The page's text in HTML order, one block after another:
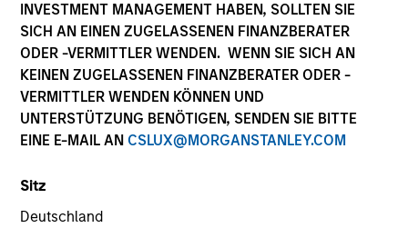
INVESTMENT MANAGEMENT HABEN, SOLLTEN SIE
SICH AN EINEN ZUGELASSENEN FINANZBERATER
ODER -VERMITTLER WENDEN. WENN SIE SICH AN
KEINEN ZUGELASSENEN FINANZBERATER ODER -
VERMITTLER WENDEN KÖNNEN UND
UNTERSTÜTZUNG BENÖTIGEN, SENDEN SIE BITTE
EINE E-MAIL AN CSLUX@MORGANSTANLEY.COM
Sitz
Deutschland
25 Jahre
Verwurzelt in Qualität
Gerüstet für die Zukunft
Über IM